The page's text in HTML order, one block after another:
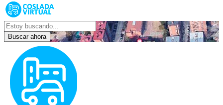
Buscar ahora